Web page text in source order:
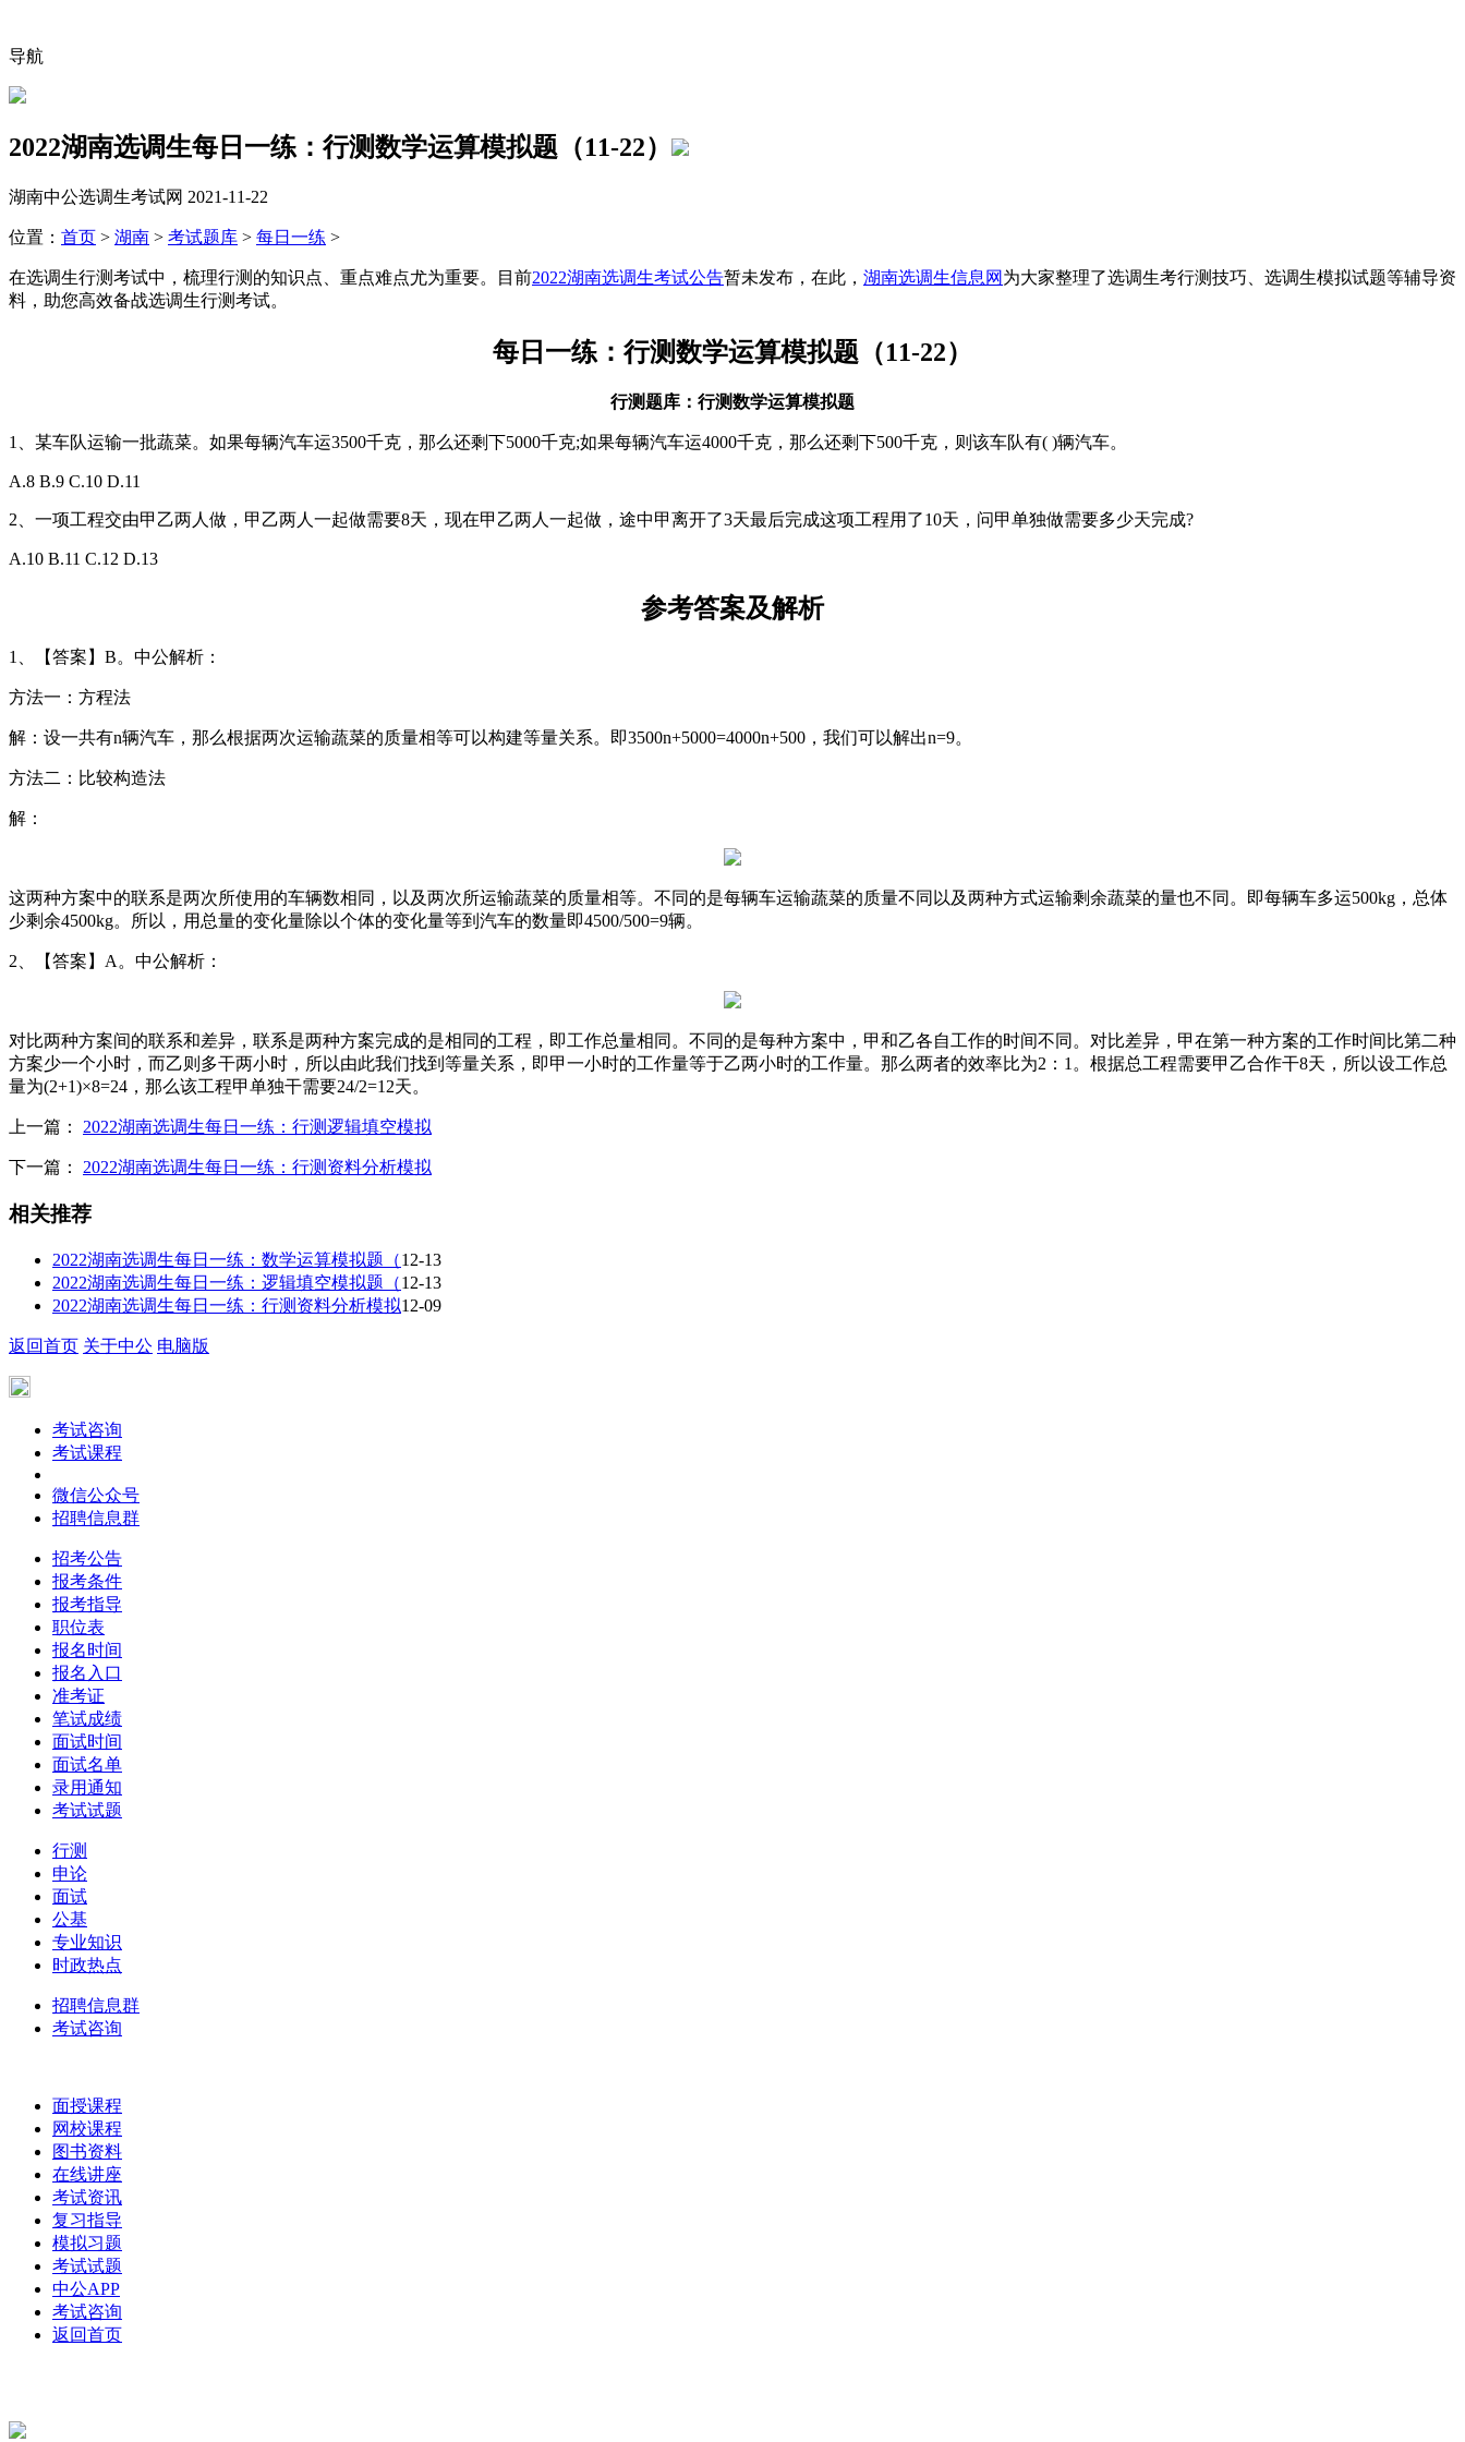
导航
2022湖南选调生每日一练：行测数学运算模拟题（11-22）
湖南中公选调生考试网 2021-11-22
位置： 首页 > 湖南 > 考试题库 > 每日一练 >
在选调生行测考试中，梳理行测的知识点、重点难点尤为重要。目前2022湖南选调生考试公告暂未发布，在此， 湖南选调生信息网 为大家整理了选调生考行测技巧、选调生模拟试题等辅导资
料，助您高效备战选调生行测考试。
每日一练：行测数学运算模拟题（11-22）
行测题库：行测数学运算模拟题
1、某车队运输一批蔬菜。如果每辆汽车运3500千克，那么还剩下5000千克;如果每辆汽车运4000千克，那么还剩下500千克，则该车队有( )辆汽车。
A.8 B.9 C.10 D.11
2、一项工程交由甲乙两人做，甲乙两人一起做需要8天，现在甲乙两人一起做，途中甲离开了3天最后完成这项工程用了10天，问甲单独做需要多少天完成?
A.10 B.11 C.12 D.13
参考答案及解析
1、【答案】B。中公解析：
方法一：方程法
解：设一共有n辆汽车，那么根据两次运输蔬菜的质量相等可以构建等量关系。即3500n+5000=4000n+500，我们可以解出n=9。
方法二：比较构造法
解：
这两种方案中的联系是两次所使用的车辆数相同，以及两次所运输蔬菜的质量相等。不同的是每辆车运输蔬菜的质量不同以及两种方式运输剩余蔬菜的量也不同。即每辆车多运500kg，总体
少剩余4500kg。所以，用总量的变化量除以个体的变化量等到汽车的数量即4500/500=9辆。
2、【答案】A。中公解析：
对比两种方案间的联系和差异，联系是两种方案完成的是相同的工程，即工作总量相同。不同的是每种方案中，甲和乙各自工作的时间不同。对比差异，甲在第一种方案的工作时间比第二种
方案少一个小时，而乙则多干两小时，所以由此我们找到等量关系，即甲一小时的工作量等于乙两小时的工作量。那么两者的效率比为2：1。根据总工程需要甲乙合作干8天，所以设工作总
量为(2+1)×8=24，那么该工程甲单独干需要24/2=12天。
上一篇： 2022湖南选调生每日一练：行测逻辑填空模拟
下一篇： 2022湖南选调生每日一练：行测资料分析模拟
相关推荐
2022湖南选调生每日一练：数学运算模拟题（12-13
2022湖南选调生每日一练：逻辑填空模拟题（12-13
2022湖南选调生每日一练：行测资料分析模拟12-09
返回首页 关于中公 电脑版
考试咨询
考试课程
微信公众号
招聘信息群
招考公告
报考条件
报考指导
职位表
报名时间
报名入口
准考证
笔试成绩
面试时间
面试名单
录用通知
考试试题
行测
申论
面试
公基
专业知识
时政热点
招聘信息群
考试咨询
面授课程
网校课程
图书资料
在线讲座
考试资讯
复习指导
模拟习题
考试试题
中公APP
考试咨询
返回首页